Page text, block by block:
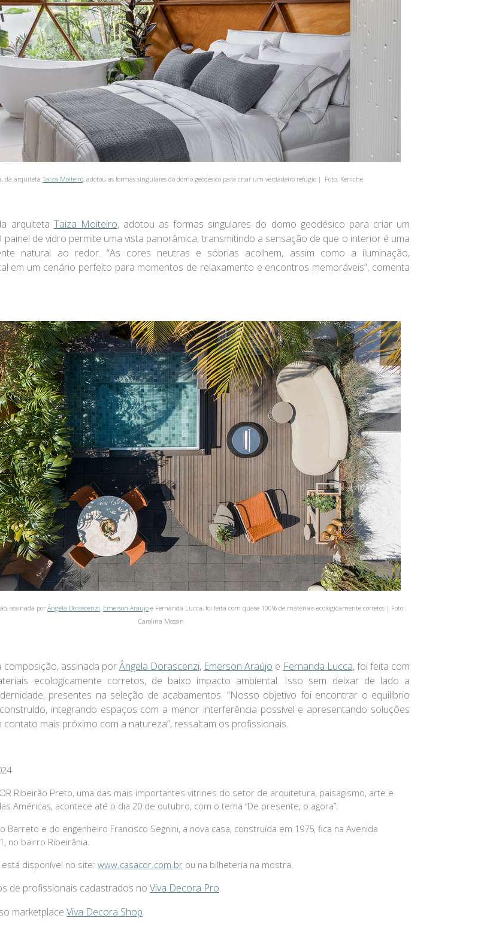
da arquiteta Taiza Moiteiro, adotou as formas singulares do domo geodésico para criar um verdadeiro refúgio | Foto: Keniche
arquiteta Taiza Moiteiro, adotou as formas singulares do domo geodésico para criar um
painel de vidro permite uma vista panorâmica, transmitindo a sensação de que o interior é uma
natural ao redor. “As cores neutras e sóbrias acolhem, assim como a iluminação,
em um cenário perfeito para momentos de relaxamento e encontros memoráveis”, comenta
assinada por Ângela Dorascenzi, Emerson Araújo e Fernanda Lucca, foi feita com quase 100% de materiais ecologicamente corretos | Foto:
Carolina Mossin
composição, assinada porÂngela Dorascenzi, Emerson Araújo e Fernanda Lucca, foi feita com
ecologicamente corretos, de baixo impacto ambiental. Isso sem deixar de lado a
presentes na seleção de acabamentos. “Nosso objetivo foi encontrar o equilíbrio
integrando espaços com a menor interferência possível e apresentando soluções
contato mais próximo com a natureza”, ressaltam os profissionais.
Ribeirão Preto, uma das mais importantes vitrines do setor de arquitetura, paisagismo, arte e
Américas, acontece até o dia 20 de outubro, com o tema “De presente, o agora”.
Barreto e do engenheiro Francisco Segnini, a nova casa, construída em 1975, fica na Avenida
no bairro Ribeirânia.
disponível no site: www.casacor.com.br ou na bilheteria na mostra.
de profissionais cadastrados no Viva Decora Pro.
marketplace Viva Decora Shop.